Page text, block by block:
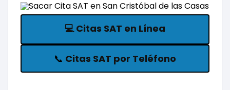
💻Citas SAT en Línea
📞 Citas SAT por Teléfono